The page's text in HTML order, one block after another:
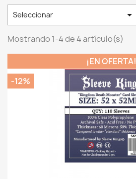
Seleccionar 
Mostrando 1-4 de 4 artículo(s)
¡EN OFERTA!
-12%